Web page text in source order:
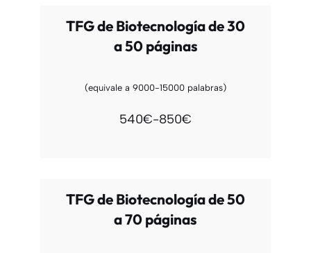
TFG de Biotecnología de 30
a 50 páginas
(equivale a 9000-15000 palabras)
540€-850€
TFG de Biotecnología de 50
a 70 páginas